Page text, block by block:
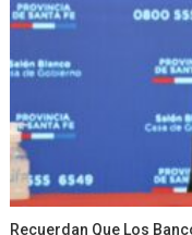
Recuerdan Que Los